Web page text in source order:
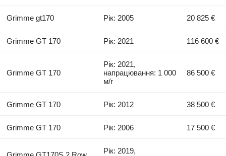
Grimme gt170 Рік: 2005 20 825 €
Grimme GT 170 Рік: 2021 116 600 €
Grimme GT 170
Рік: 2021,
напрацювання: 1 000
м/г
86 500 €
Grimme GT 170 Рік: 2012 38 500 €
Grimme GT 170 Рік: 2006 17 500 €
Рік: 2019,